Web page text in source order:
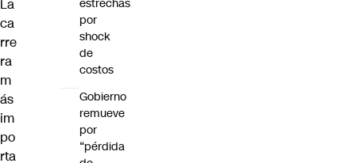
La
ca
rre
ra
m
ás
im
po
rta
estrechas
por
shock
de
costos
Gobierno
remueve
por
“pérdida